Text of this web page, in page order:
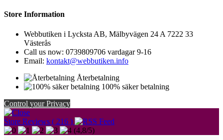
Store Information
Webbutiken i Lycksta AB, Mälbyvägen 24 A 7222 33
Västerås
Call us now: 0739809706 vardagar 9-16
Email: kontakt@webbutiken.info
Återbetalning
100% säker betalning
Control your Privacy
Store Reviews ( 216 )
(4,8/5)